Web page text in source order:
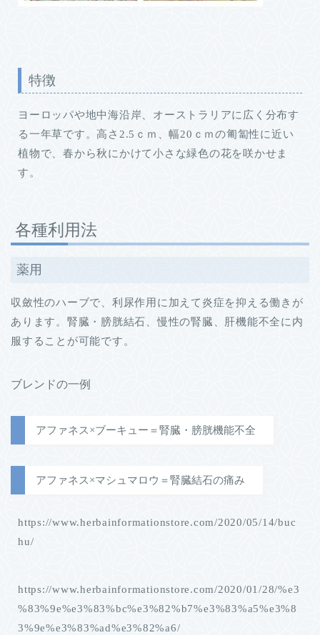
特徴
ヨーロッパや地中海沿岸、オーストラリアに広く分布す
る一年草です。高さ2.5ｃｍ、幅20ｃｍの匍匐性に近い
植物で、春から秋にかけて小さな緑色の花を咲かせま
す。
各種利用法
薬用
収斂性のハーブで、利尿作用に加えて炎症を抑える働きが
あります。腎臓・膀胱結石、慢性の腎臓、肝機能不全に内
服することが可能です。
ブレンドの一例
アファネス×ブーキュー＝腎臓・膀胱機能不全
アファネス×マシュマロウ＝腎臓結石の痛み
https://www.herbainformationstore.com/2020/05/14/buc
hu/
https://www.herbainformationstore.com/2020/01/28/%e3
%83%9e%e3%83%bc%e3%82%b7%e3%83%a5%e3%8
3%9e%e3%83%ad%e3%82%a6/